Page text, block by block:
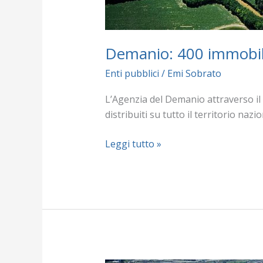
Demanio: 400
Enti pubblici / Emi Sobrato
L’Agenzia del Demanio attraverso
distribuiti su tutto il territorio
Leggi tutto »